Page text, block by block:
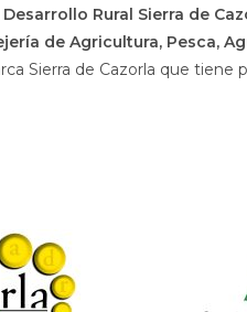
Rural Sierra de
de Agricultura, Pesca,
Sierra de Cazorla que